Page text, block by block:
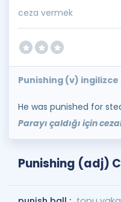
ceza vermek
Punishing (v)
He was punished for
Parayı çaldığı için
Punishing (adj)